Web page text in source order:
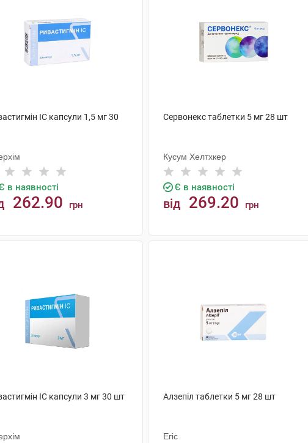
IC капсули 1,5 мг 30
в наявності
262.90 грн
Сервонекс таблетки 5 мг 28 шт
Кусум Хелтхкер
Є в наявності
від 269.20 грн
ІС капсули 3 мг 30 шт Алзепіл таблетки 5 мг 28 шт
Егіс